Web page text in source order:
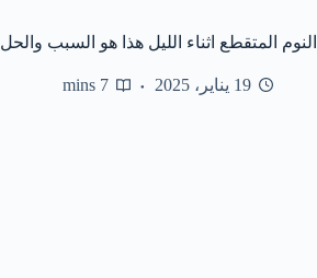
النوم المتقطع اثناء الليل هذا هو السبب والحل
19 يناير، 2025 7 mins